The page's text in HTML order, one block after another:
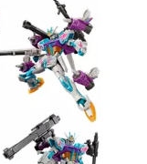
Switch
Switch